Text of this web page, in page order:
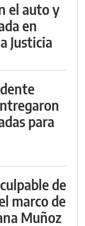
el auto y
en
Justicia
para
de
marco de
Muñoz